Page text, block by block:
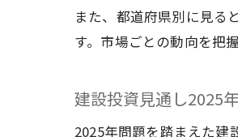
また、都道府県別に見る
す。市場ごとの動向を把
建設投資見通し2025
2025年問題を踏まえた建